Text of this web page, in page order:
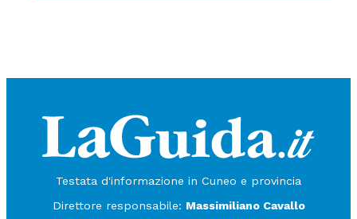
Testata d'informazione in Cuneo e provincia
Direttore responsabile: Massimiliano Cavallo